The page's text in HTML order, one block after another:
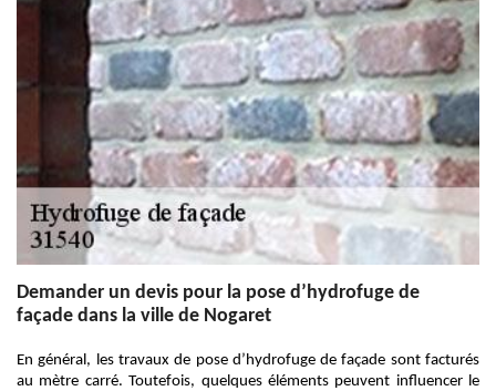
Demander un devis pour la pose d’hydrofuge de
façade dans la ville de Nogaret
En général, les travaux de pose d’hydrofuge de façade sont facturés
au mètre carré. Toutefois, quelques éléments peuvent influencer le